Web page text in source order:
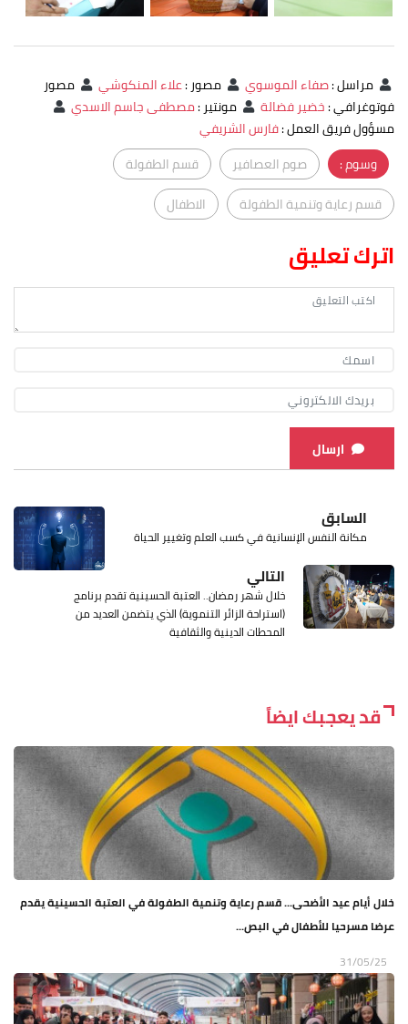
مراسل:صفاء الموسوي مصور:علاء المنكوشي
مصور
فوتوغرافي:خضير فضالة مونتير:مصطفى جاسم الاسدي
مسؤول فريق العمل:فارس الشريفي
وسوم :
صوم العصافير
قسم الطفولة
قسم رعاية وتنمية الطفولة
الاطفال
اترك تعليق
ارسال
السابق
مكانة النفس الإنسانية في كسب العلم وتغيير الحياة
التالي
خلال شهر رمضان.. العتبة الحسينية تقدم برنامج
(استراحة الزائر التنموية) الذي يتضمن العديد من
المحطات الدينية والثقافية
قد يعجبك ايضاً
خلال أيام عيد الأضحى... قسم رعاية وتنمية الطفولة في العتبة الحسينية يقدم
عرضا مسرحيا للأطفال في البص...
31/05/25